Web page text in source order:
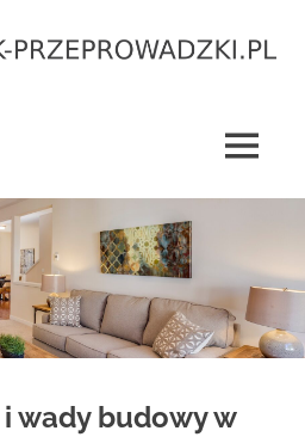
MENU
wady budowy w